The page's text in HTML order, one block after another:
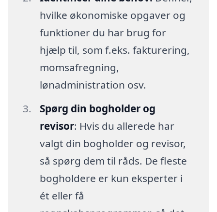
hvilke økonomiske opgaver og
funktioner du har brug for
hjælp til, som f.eks. fakturering,
momsafregning,
lønadministration osv.
Spørg din bogholder og
revisor: Hvis du allerede har
valgt din bogholder og revisor,
så spørg dem til råds. De fleste
bogholdere er kun eksperter i
ét eller få